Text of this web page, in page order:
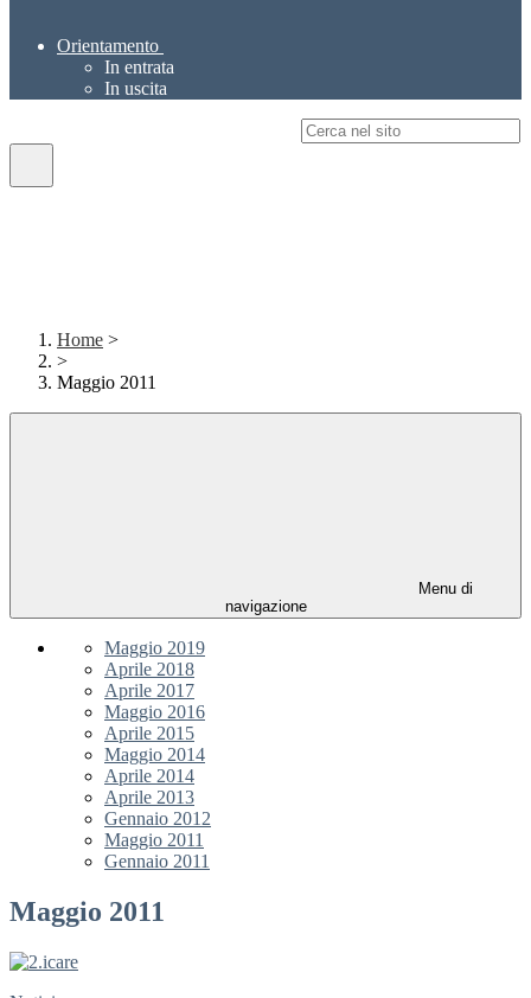
Orientamento
In entrata
In uscita
Home >
>
Maggio 2011
Menu di
navigazione
Maggio 2019
Aprile 2018
Aprile 2017
Maggio 2016
Aprile 2015
Maggio 2014
Aprile 2014
Aprile 2013
Gennaio 2012
Maggio 2011
Gennaio 2011
Maggio 2011